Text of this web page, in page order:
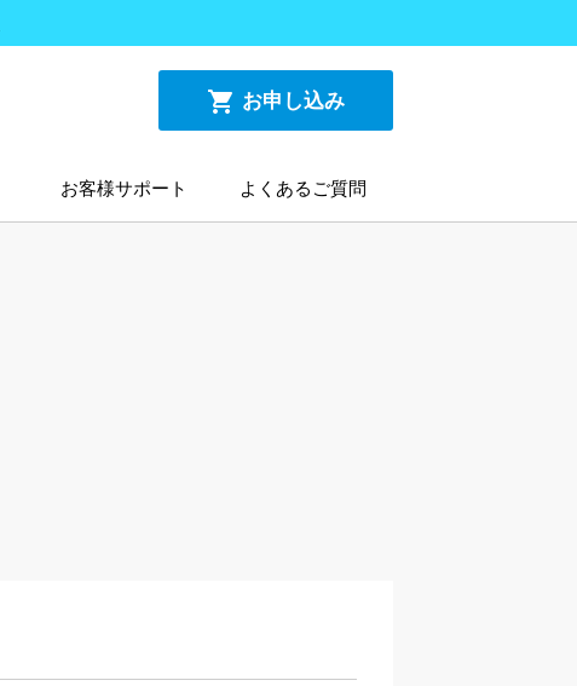
shopping_cart お申し込み
お客様サポート よくあるご質問